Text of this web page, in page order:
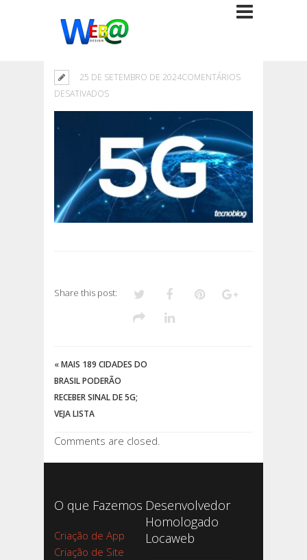
25 DE SETEMBRO DE 2024COMENTÁRIOS
DESATIVADOSEM
Share this post:
«MAIS 189 CIDADES DO
BRASIL PODERÃO
RECEBER SINAL DE 5G;
VEJA LISTA
Comments are closed.
O que Fazemos
Criação de App
Criação de Site
Desenvolvedor
Homologado
Locaweb